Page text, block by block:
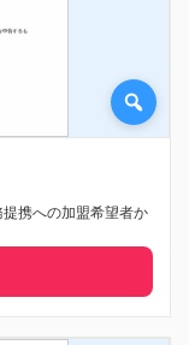
携への加盟希望者か